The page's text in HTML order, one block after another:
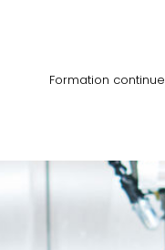
Formation continue